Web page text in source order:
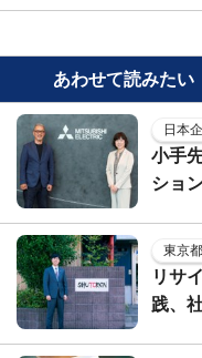
あわせて読みたい
日本
小手
ショ
東京
リサ
践、